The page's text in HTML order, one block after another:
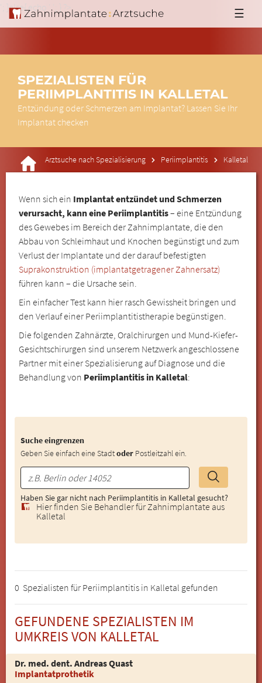
'; }else{ echo ' '; } ?> ☰
SPEZIALISTEN FÜR
PERIIMPLANTITIS IN KALLETAL
Entzündung oder Schmerzen am Implantat? Lassen Sie Ihr
Implantat checken
Arztsuche nach Spezialisierung Periimplantitis Kalletal
Wenn sich ein Implantat entzündet und Schmerzen
verursacht, kann eine Periimplantitis– eine Entzündung
des Gewebes im Bereich der Zahnimplantate, die den
Abbau von Schleimhaut und Knochen begünstigt und zum
Verlust der Implantate und der darauf befestigten
Suprakonstruktion (implantatgetragener Zahnersatz)
führen kann – die Ursache sein.
Ein einfacher Test kann hier rasch Gewissheit bringen und
den Verlauf einer Periimplantitistherapie begünstigen.
Die folgenden Zahnärzte, Oralchirurgen und Mund-Kiefer-
Gesichtschirurgen sind unserem Netzwerk angeschlossene
Partner mit einer Spezialisierung auf Diagnose und die
Behandlung von Periimplantitis in Kalletal:
Suche eingrenzen
Geben Sie einfach eine Stadtoder Postleitzahl ein.
Haben Sie gar nicht nach Periimplantitis in Kalletal gesucht?
Hier finden Sie Behandler für Zahnimplantate aus
Kalletal
0 Spezialisten für Periimplantitis in Kalletal gefunden
GEFUNDENE SPEZIALISTEN IM
UMKREIS VON KALLETAL
Dr. med. dent. Andreas Quast
Implantatprothetik